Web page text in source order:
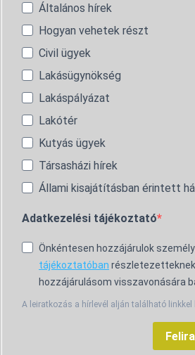
Általános hírek
Hogyan vehetek részt
Civil ügyek
Lakásügynökség
Lakáspályázat
Lakótér
Kutyás ügyek
Társasházi hírek
Állami kisajátításban érintett
Adatkezelési tájékoztató
Önkéntesen hozzájárulok
tájékoztatóban
hozzájárulásom visszavonására
A leiratkozás a hírlevél alján található linkkel